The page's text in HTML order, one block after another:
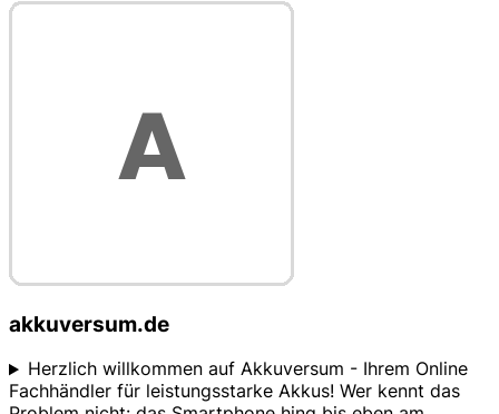
akkuversum.de
Herzlich willkommen auf Akkuversum - Ihrem Online
Fachhändler für leistungsstarke Akkus! Wer kennt das